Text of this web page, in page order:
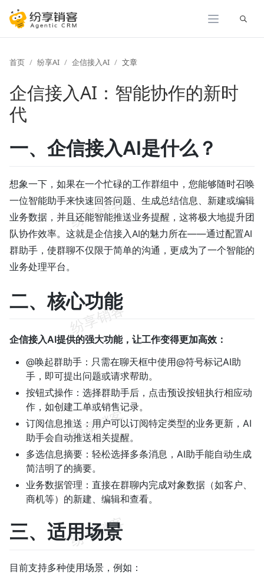
展开
首页 纷享AI 企信接入AI 文章
企信接入AI：智能协作的新时
代
一、企信接入AI是什么？
想象一下，如果在一个忙碌的工作群组中，您能够随时召唤
一位智能助手来快速回答问题、生成总结信息、新建或编辑
业务数据，并且还能智能推送业务提醒，这将极大地提升团
队协作效率。这就是企信接入AI的魅力所在——通过配置AI
群助手，使群聊不仅限于简单的沟通，更成为了一个智能的
业务处理平台。
二、核心功能
企信接入AI提供的强大功能，让工作变得更加高效：
@唤起群助手：只需在聊天框中使用@符号标记AI助
手，即可提出问题或请求帮助。
按钮式操作：选择群助手后，点击预设按钮执行相应动
作，如创建工单或销售记录。
订阅信息推送：用户可以订阅特定类型的业务更新，AI
助手会自动推送相关提醒。
多选信息摘要：轻松选择多条消息，AI助手能自动生成
简洁明了的摘要。
业务数据管理：直接在群聊内完成对象数据（如客户、
商机等）的新建、编辑和查看。
三、适用场景
目前支持多种使用场景，例如：